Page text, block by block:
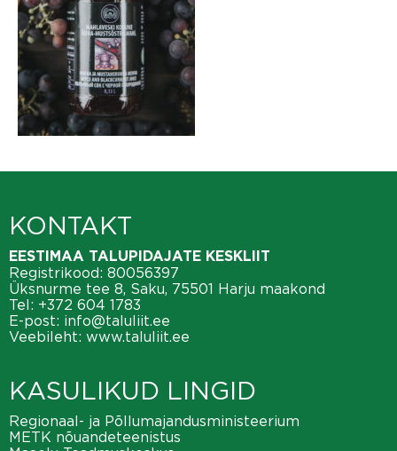
KONTAKT
EESTIMAA TALUPIDAJATE KESKLIIT
Registrikood: 80056397
Üksnurme tee 8, Saku, 75501 Harju maakond
Tel: +372 604 1783
E-post: info@taluliit.ee
Veebileht: www.taluliit.ee
KASULIKUD LINGID
Regionaal- ja Põllumajandusministeerium
METK nõuandeteenistus